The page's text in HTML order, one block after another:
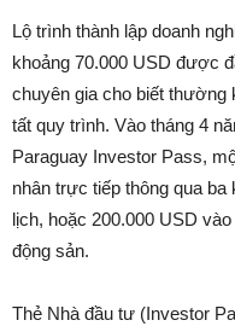
Lộ trình thành lập doanh
khoảng 70.000 USD được
chuyên gia cho biết thường
tất quy trình. Vào tháng 4
Paraguay Investor Pass,
nhân trực tiếp thông qua
lịch, hoặc 200.000 USD
động sản.
Thẻ Nhà đầu tư (Investor